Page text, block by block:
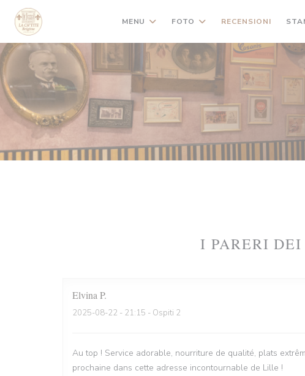
Personalizzazione delle tue scelte sui cookie
MENU FOTO RECENSIONI
I PARERI
Elvina P
2025-08-22 - 21:15 - Ospiti 2
Au top ! Service adorable, nourriture de qualité, plats
prochaine dans cette adresse incontournable de Lille !